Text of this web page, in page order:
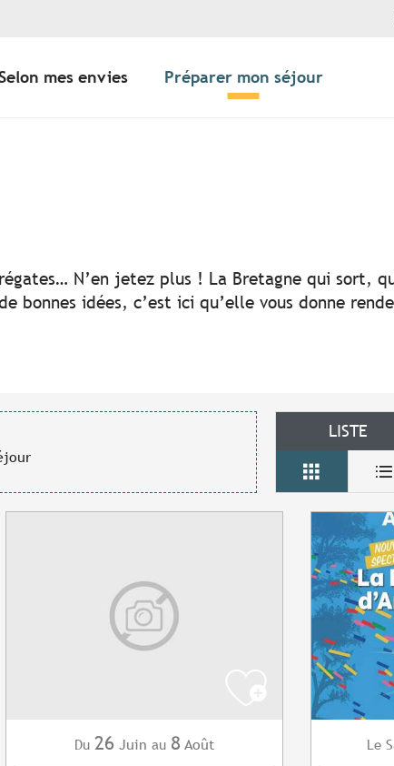
mes envies Préparer mon séjour
N’en jetez plus ! La Bretagne qui sort,
idées, c’est ici qu’elle vous donne
LISTE
Du 26 Juin au 8 Août Le